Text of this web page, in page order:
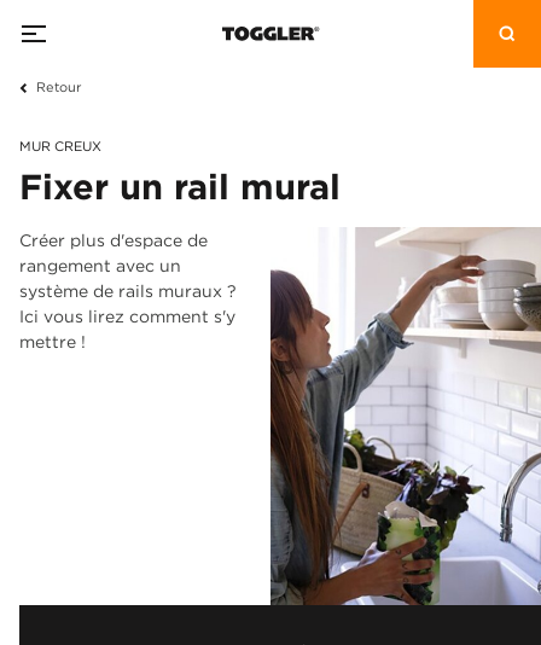
Retour
MUR CREUX
Fixer un rail mural
Créer plus d'espace de
rangement avec un
système de rails muraux ?
Ici vous lirez comment s'y
mettre !